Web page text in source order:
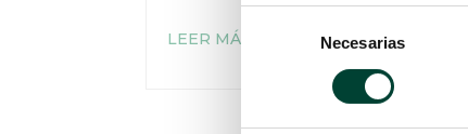
de
consentimiento
Necesarias
LEER MÁS